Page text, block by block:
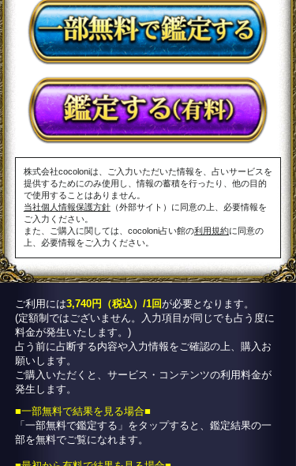
株式会社cocoloniは、ご入力いただいた情報を、占いサービスを
提供するためにのみ使用し、情報の蓄積を行ったり、他の目的
で使用することはありません。
当社個人情報保護方針（外部サイト）に同意の上、必要情報を
ご入力ください。
また、ご購入に関しては、cocoloni占い館の利用規約に同意の
上、必要情報をご入力ください。
ご利用には3,740円（税込）/1回が必要となります。
(定額制ではございません。入力項目が同じでも占う度に
料金が発生いたします。)
占う前に占断する内容や入力情報をご確認の上、購入お
願いします。
ご購入いただくと、サービス・コンテンツの利用料金が
発生します。
■一部無料で結果を見る場合■
「一部無料で鑑定する」をタップすると、鑑定結果の一
部を無料でご覧になれます。